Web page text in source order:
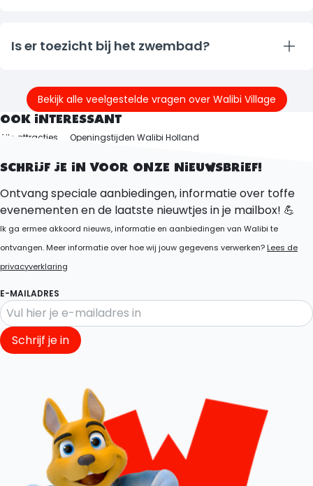
Is er toezicht bij het zwembad?
Zwemmen is op eigen risico. Kinderen mogen alleen
onder begeleiding van een ouder of verzorger
gebruikmaken van het zwembad.
Bekijk alle veelgestelde vragen over Walibi Village
OOK INTERESSANT
Alle attracties
Openingstijden Walibi Holland
SCHRIJF JE IN VOOR ONZE NIEUWSBRIEF!
Ontvang speciale aanbiedingen, informatie over toffe
evenementen en de laatste nieuwtjes in je mailbox! 💪
Ik ga ermee akkoord nieuws, informatie en aanbiedingen van Walibi te
ontvangen. Meer informatie over hoe wij jouw gegevens verwerken?Lees de
privacyverklaring
E-MAILADRES
Schrijf je in